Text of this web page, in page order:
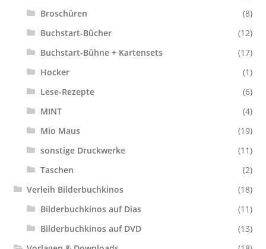
Broschüren
(8)
Buchstart-Bücher
(12)
Buchstart-Bühne + Kartensets
(17)
Hocker
(1)
Lese-Rezepte
(6)
MINT
(4)
Mio Maus
(19)
sonstige Druckwerke
(11)
Taschen
(2)
Verleih Bilderbuchkinos
(18)
Bilderbuchkinos auf Dias
(11)
Bilderbuchkinos auf DVD
(13)